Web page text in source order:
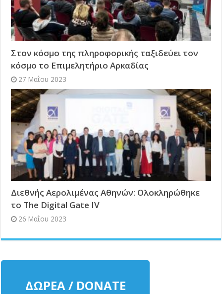
Στον κόσμο της πληροφορικής ταξιδεύει τον
κόσμο το Επιμελητήριο Αρκαδίας
27 Μαΐου 2023
Διεθνής Αερολιμένας Αθηνών: Ολοκληρώθηκε
το The Digital Gate IV
26 Μαΐου 2023
ΔΩΡΕΑ / DONATE